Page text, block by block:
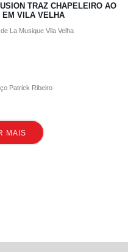
TRAZ CHAPELEIRO AO
EM VILA VELHA
La Musique Vila Velha
Patrick Ribeiro
MAIS